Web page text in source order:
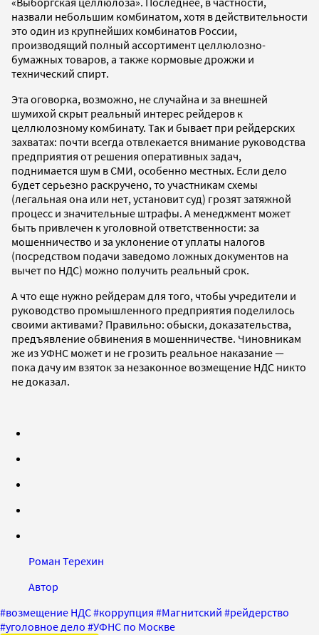
назвали небольшим комбинатом, хотя в действительности
это один из крупнейших комбинатов России,
производящий полный ассортимент целлюлозно-
бумажных товаров, а также кормовые дрожжи и
технический спирт.
Эта оговорка, возможно, не случайна и за внешней
шумихой скрыт реальный интерес рейдеров к
целлюлозному комбинату. Так и бывает при рейдерских
захватах: почти всегда отвлекается внимание руководства
предприятия от решения оперативных задач,
поднимается шум в СМИ, особенно местных. Если дело
будет серьезно раскручено, то участникам схемы
(легальная она или нет, установит суд) грозят затяжной
процесс и значительные штрафы. А менеджмент может
быть привлечен к уголовной ответственности: за
мошенничество и за уклонение от уплаты налогов
(посредством подачи заведомо ложных документов на
вычет по НДС) можно получить реальный срок.
А что еще нужно рейдерам для того, чтобы учредители и
руководство промышленного предприятия поделилось
своими активами? Правильно: обыски, доказательства,
предъявление обвинения в мошенничестве. Чиновникам
же из УФНС может и не грозить реальное наказание —
пока дачу им взяток за незаконное возмещение НДС никто
не доказал.
Роман Терехин
Автор
#возмещение НДС#коррупция #Магнитский #рейдерство
#уголовное дело #УФНС по Москве